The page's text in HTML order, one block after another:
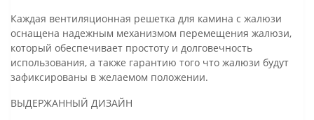
Каждая вентиляционная решетка для камина с жалюзи
оснащена надежным механизмом перемещения жалюзи,
который обеспечивает простоту и долговечность
использования, а также гарантию того что жалюзи будут
зафиксированы в желаемом положении.
ВЫДЕРЖАННЫЙ ДИЗАЙН